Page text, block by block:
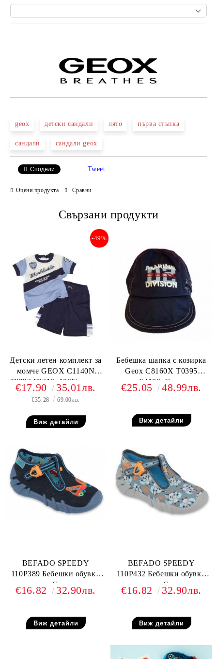
geox детски сандали лято първа стъпка
сандали сандали geox
Сподели Tweet
Оцени продукта Сравни
Свързани продукти
Детски летен комплект за
момче GEOX C1140N
T0292 F0210, 100% памук
-49%
€17.90 35.01лв.
€35.28 69.00лв.
Виж детайли
Бебешка шапка с козирка
Geox C8160X T0395
F4100, Синя
€25.05 48.99лв.
Виж детайли
BEFADO SPEEDY
110P389 Бебешки обувки
от текстил, С камиончета
€16.82 32.90лв.
Виж детайли
BEFADO SPEEDY
110P432 Бебешки обувки
от текстил, С прилепи
€16.82 32.90лв.
Виж детайли